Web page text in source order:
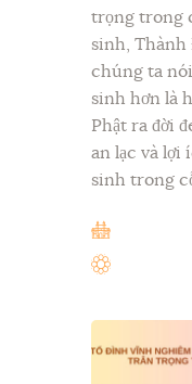
trọng trong
sinh, Thành
chúng ta
sinh hơn là
Phật ra đời
an lạc và lợi
sinh trong